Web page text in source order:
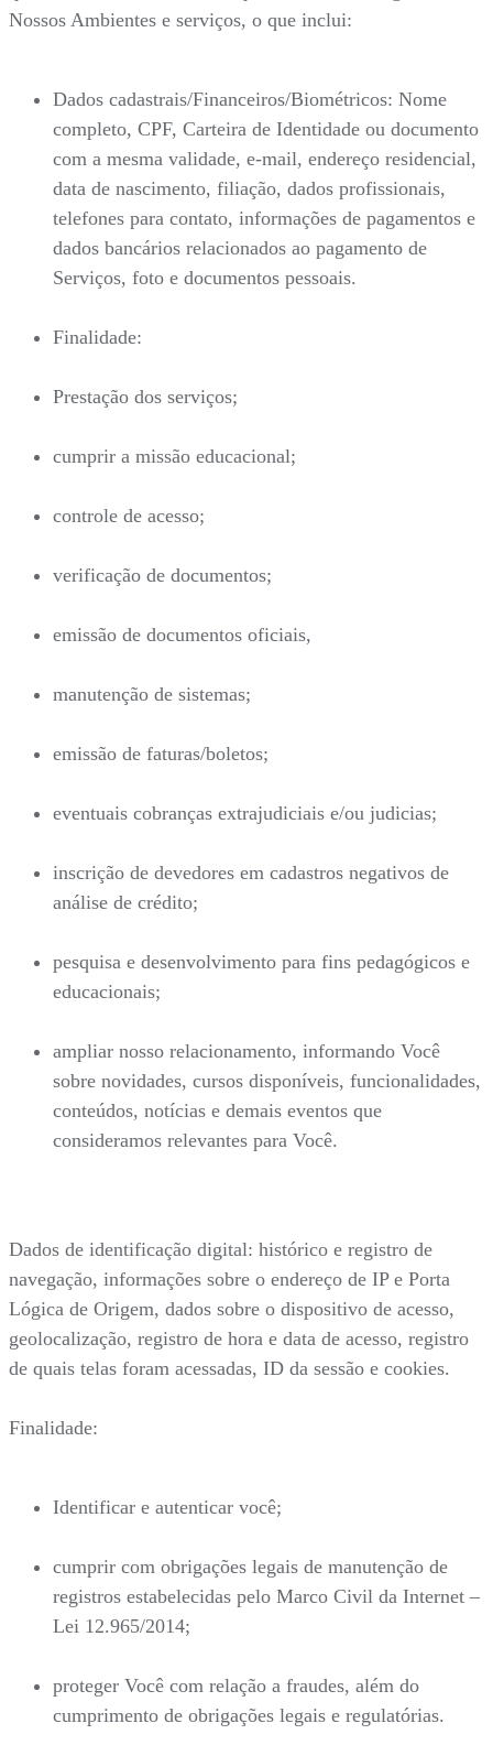
Nossos Ambientes e serviços, o que inclui:
Dados cadastrais/Financeiros/Biométricos: Nome
completo, CPF, Carteira de Identidade ou documento
com a mesma validade, e-mail, endereço residencial,
data de nascimento, filiação, dados profissionais,
telefones para contato, informações de pagamentos e
dados bancários relacionados ao pagamento de
Serviços, foto e documentos pessoais.
Finalidade:
Prestação dos serviços;
cumprir a missão educacional;
controle de acesso;
verificação de documentos;
emissão de documentos oficiais,
manutenção de sistemas;
emissão de faturas/boletos;
eventuais cobranças extrajudiciais e/ou judicias;
inscrição de devedores em cadastros negativos de
análise de crédito;
pesquisa e desenvolvimento para fins pedagógicos e
educacionais;
ampliar nosso relacionamento, informando Você
sobre novidades, cursos disponíveis, funcionalidades,
conteúdos, notícias e demais eventos que
consideramos relevantes para Você.
Dados de identificação digital: histórico e registro de
navegação, informações sobre o endereço de IP e Porta
Lógica de Origem, dados sobre o dispositivo de acesso,
geolocalização, registro de hora e data de acesso, registro
de quais telas foram acessadas, ID da sessão e cookies.
Finalidade:
Identificar e autenticar você;
cumprir com obrigações legais de manutenção de
registros estabelecidas pelo Marco Civil da Internet –
Lei 12.965/2014;
proteger Você com relação a fraudes, além do
cumprimento de obrigações legais e regulatórias.